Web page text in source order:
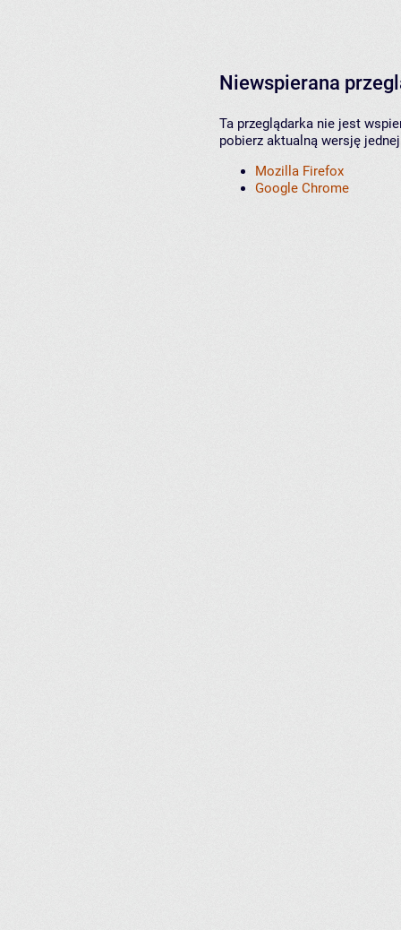
Niewspierana
Ta przeglądarka nie jest
pobierz aktualną wersję
Mozilla Firefox
Google Chrome